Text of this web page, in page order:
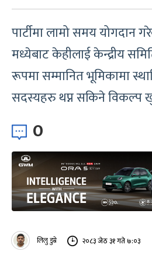
पार्टीमा लामो समय योगदान
मध्येबाट केहीलाई केन्द्रीय
रूपमा सम्मानित भूमिकामा
सदस्यहरु थप्न सकिने विकल्प
0
लिलु डुम्रे २०८३ जेठ ३१ गते ७:०३